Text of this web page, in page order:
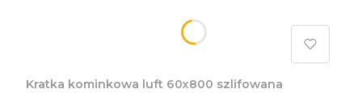
Kratka kominkowa luft 60x800 szlifowana